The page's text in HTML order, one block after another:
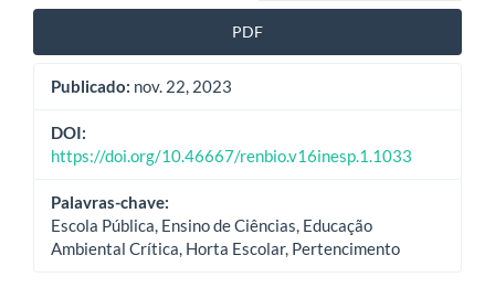
PDF
Publicado: nov. 22, 2023
DOI:
https://doi.org/10.46667/renbio.v16inesp.1.1033
Palavras-chave:
Escola Pública, Ensino de Ciências, Educação
Ambiental Crítica, Horta Escolar, Pertencimento